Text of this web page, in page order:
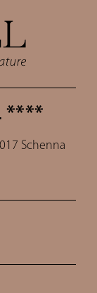
****
Schenna